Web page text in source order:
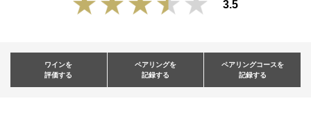
3.5
ワインを
評価する
ペアリングを
記録する
ペアリングコースを
記録する